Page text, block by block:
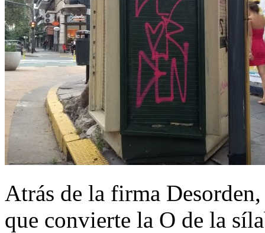
Atrás de la firma
que convierte la O de la